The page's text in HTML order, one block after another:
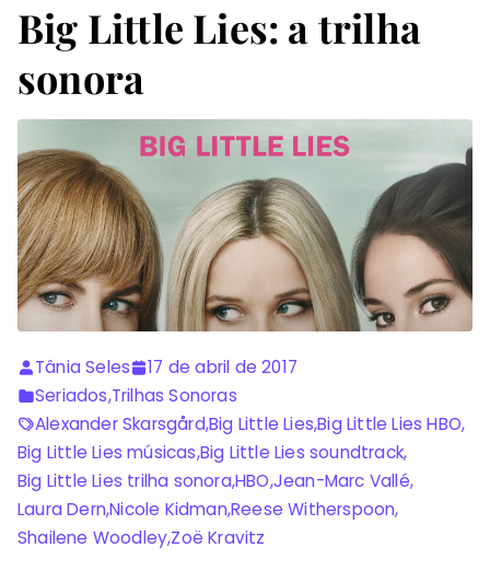
Big Little Lies: a trilha
sonora
Tânia Seles
17 de abril de 2017
Seriados,Trilhas Sonoras
Alexander Skarsgård,Big Little Lies,Big Little Lies HBO,
Big Little Lies músicas,Big Little Lies soundtrack,
Big Little Lies trilha sonora,HBO,Jean-Marc Vallé,
Laura Dern,Nicole Kidman,Reese Witherspoon,
Shailene Woodley,Zoë Kravitz